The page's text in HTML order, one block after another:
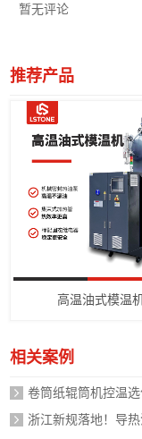
暂无评论
推荐产品
高温油式模温
相关案例
卷筒纸辊筒机控温选